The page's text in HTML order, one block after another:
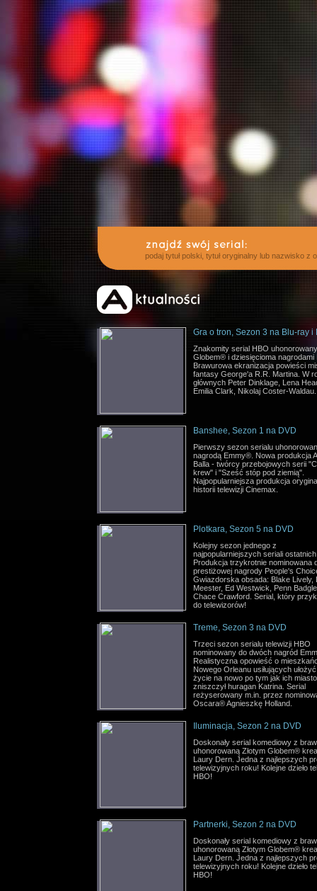
podaj tytuł polski, tytuł oryginalny lub nazwisko z
Gra o tron, Sezon 3 na Blu-ray i
Znakomity serial HBO
Globem® i dziesięcioma nagrodami
Brawurowa ekranizacja powieści
fantasy George'a R.R. Martina. W
głównych Peter Dinklage, Lena
Emilia Clark, Nikolaj Coster-Waldau.
Banshee, Sezon 1 na DVD
Pierwszy sezon serialu
nagrodą Emmy®. Nowa produkcja
Balla - twórcy przebojowych serii
krew" i "Sześć stóp pod ziemią".
Najpopularniejsza produkcja
historii telewizji Cinemax.
Plotkara, Sezon 5 na DVD
Kolejny sezon jednego z
najpopularniejszych seriali
Produkcja trzykrotnie nominowana
prestiżowej nagrody People's
Gwiazdorska obsada: Blake Lively,
Meester, Ed Westwick, Penn
Chace Crawford. Serial, który
do telewizorów!
Treme, Sezon 3 na DVD
Trzeci sezon serialu telewizji HBO
nominowany do dwóch nagród
Realistyczna opowieść o
Nowego Orleanu usiłujących
życie na nowo po tym jak ich miasto
zniszczył huragan Katrina. Serial
reżyserowany m.in. przez
Oscara® Agnieszkę Holland.
Iluminacja, Sezon 2 na DVD
Doskonały serial komediowy z
uhonorowaną Złotym Globem®
Laury Dern. Jedna z najlepszych
telewizyjnych roku! Kolejne dzieło
HBO!
Partnerki, Sezon 2 na DVD
Doskonały serial komediowy z
uhonorowaną Złotym Globem®
Laury Dern. Jedna z najlepszych
telewizyjnych roku! Kolejne dzieło
HBO!